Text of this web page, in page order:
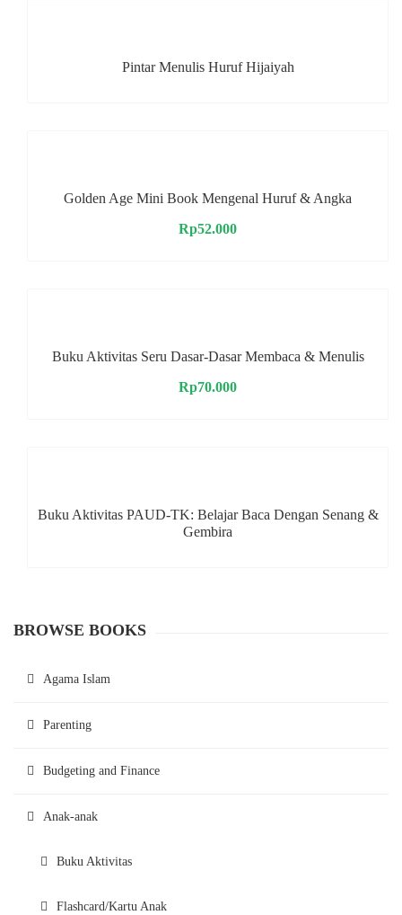
Pintar Menulis Huruf Hijaiyah
Golden Age Mini Book Mengenal Huruf & Angka
Rp52.000
Buku Aktivitas Seru Dasar-Dasar Membaca & Menulis
Rp70.000
Buku Aktivitas PAUD-TK: Belajar Baca Dengan Senang &
Gembira
BROWSE BOOKS
Agama Islam
Parenting
Budgeting and Finance
Anak-anak
Buku Aktivitas
Flashcard/Kartu Anak